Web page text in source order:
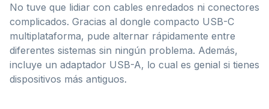
No tuve que lidiar con cables enredados ni conectores
complicados. Gracias al dongle compacto USB-C
multiplataforma, pude alternar rápidamente entre
diferentes sistemas sin ningún problema. Además,
incluye un adaptador USB-A, lo cual es genial si tienes
dispositivos más antiguos.